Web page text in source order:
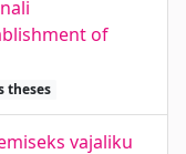
of
theses
vajaliku